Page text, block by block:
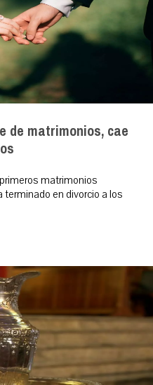
de matrimonios, cae
matrimonios
terminado en divorcio a los